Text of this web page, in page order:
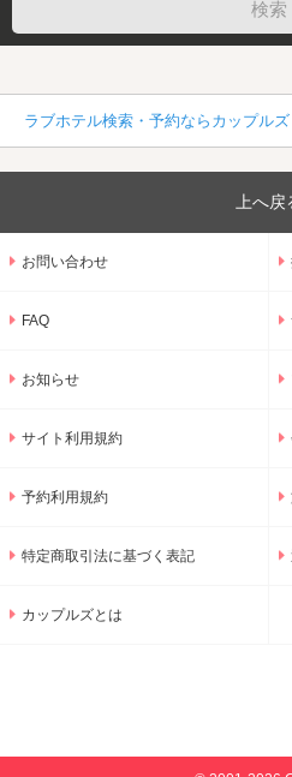
ラブホテル検索・予約ならカップルズ
上へ戻
お問い合わせ
FAQ
お知らせ
サイト利用規約
予約利用規約
特定商取引法に基づく表記
カップルズとは